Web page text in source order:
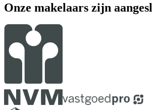
Onze makelaars zijn